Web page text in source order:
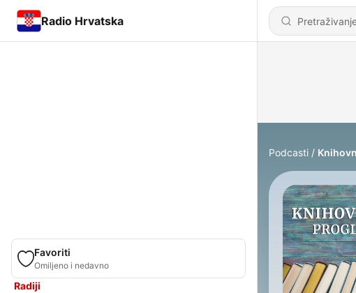
Radio Hrvatska
Favoriti
Omiljeno i nedavno
Radiji
Podcasti